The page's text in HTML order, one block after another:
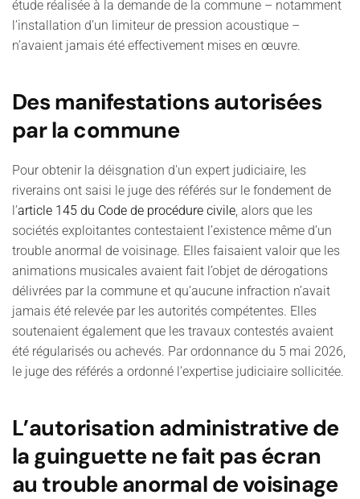
étude réalisée à la demande de la commune – notamment
l’installation d’un limiteur de pression acoustique –
n’avaient jamais été effectivement mises en œuvre.
Des manifestations autorisées
par la commune
Pour obtenir la déisgnation d'un expert judiciaire, les
riverains ont saisi le juge des référés sur le fondement de
l’article 145 du Code de procédure civile, alors que les
sociétés exploitantes contestaient l’existence même d’un
trouble anormal de voisinage. Elles faisaient valoir que les
animations musicales avaient fait l’objet de dérogations
délivrées par la commune et qu’aucune infraction n’avait
jamais été relevée par les autorités compétentes. Elles
soutenaient également que les travaux contestés avaient
été régularisés ou achevés. Par ordonnance du 5 mai 2026,
le juge des référés a ordonné l’expertise judiciaire sollicitée.
L’autorisation administrative de
la guinguette ne fait pas écran
au trouble anormal de voisinage